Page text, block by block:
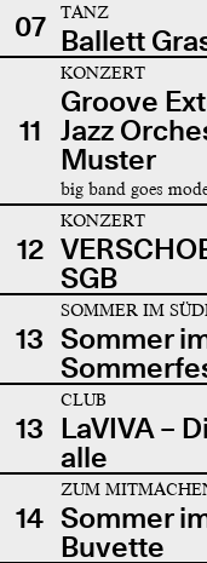
07
TANZ
Ballett
11
KONZERT
Groove
Jazz
Muster
big band goes
12
KONZERT
SGB
13
SOMMER IM
Sommer
13
CLUB
LaVIVA –
alle
14
ZUM
Sommer
Buvette